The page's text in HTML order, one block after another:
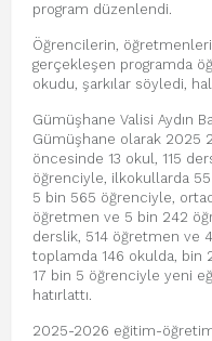
program düzenlendi.
Öğrencilerin,
gerçekleşen programda
okudu, şarkılar söyledi,
Gümüşhane Valisi Aydın
Gümüşhane olarak 2025
öncesinde 13 okul, 115
öğrenciyle, ilkokullarda
5 bin 565 öğrenciyle,
öğretmen ve 5 bin 242
derslik, 514 öğretmen ve
toplamda 146 okulda, bin
17 bin 5 öğrenciyle yeni
hatırlattı.
2025-2026 eğitim-öğretim